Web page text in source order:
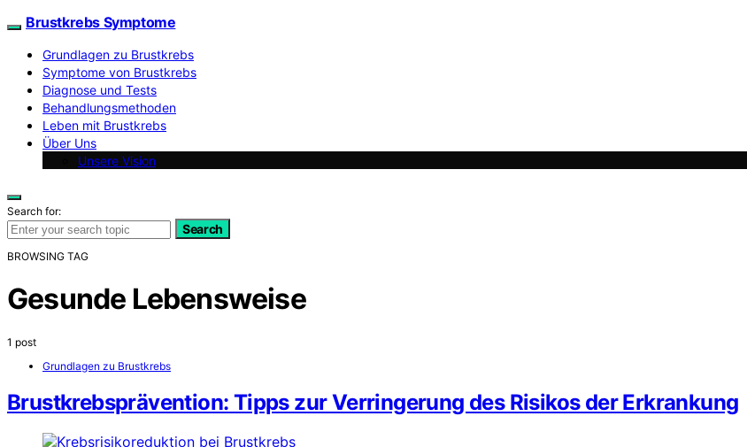
Brustkrebs Symptome
Grundlagen zu Brustkrebs
Symptome von Brustkrebs
Diagnose und Tests
Behandlungsmethoden
Leben mit Brustkrebs
Über Uns
Unsere Vision
Search for:
Search
BROWSING TAG
Gesunde Lebensweise
1 post
Grundlagen zu Brustkrebs
Brustkrebsprävention: Tipps zur Verringerung des Risikos der Erkrankung